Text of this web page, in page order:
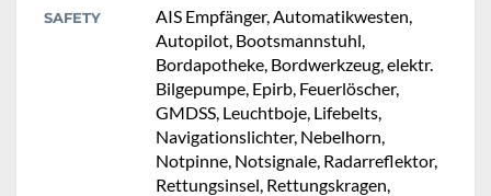
SAFETY
AIS Empfänger, Automatikwesten,
Autopilot, Bootsmannstuhl,
Bordapotheke, Bordwerkzeug, elektr.
Bilgepumpe, Epirb, Feuerlöscher,
GMDSS, Leuchtboje, Lifebelts,
Navigationslichter, Nebelhorn,
Notpinne, Notsignale, Radarreflektor,
Rettungsinsel, Rettungskragen,